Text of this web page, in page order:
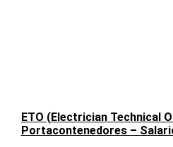
ETO (Electrician Technical
Portacontenedores –